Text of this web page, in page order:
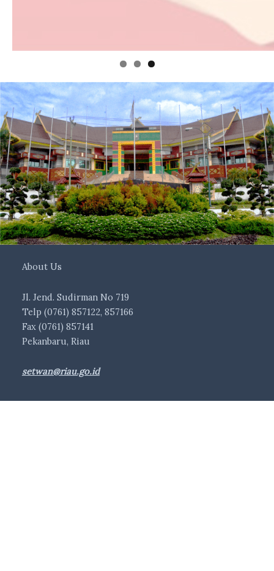
About Us
Jl. Jend. Sudirman No 719
Telp (0761) 857122, 857166
Fax (0761) 857141
Pekanbaru, Riau
setwan@riau.go.id